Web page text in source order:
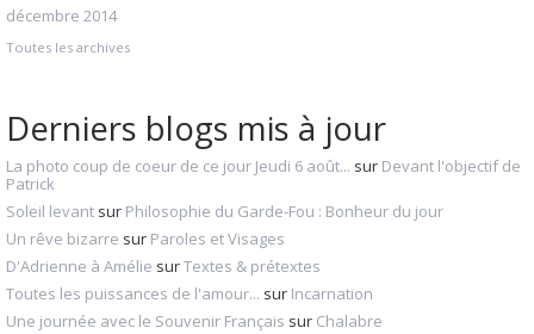
décembre 2014
Toutes les archives
Derniers blogs mis à jour
La photo coup de coeur de ce jour Jeudi 6 août... sur Devant l'objectif de
Patrick
Soleil levant sur Philosophie du Garde-Fou : Bonheur du jour
Un rêve bizarre sur Paroles et Visages
D'Adrienne à Amélie surTextes & prétextes
Toutes les puissances de l'amour... sur Incarnation
Une journée avec le Souvenir Français sur Chalabre